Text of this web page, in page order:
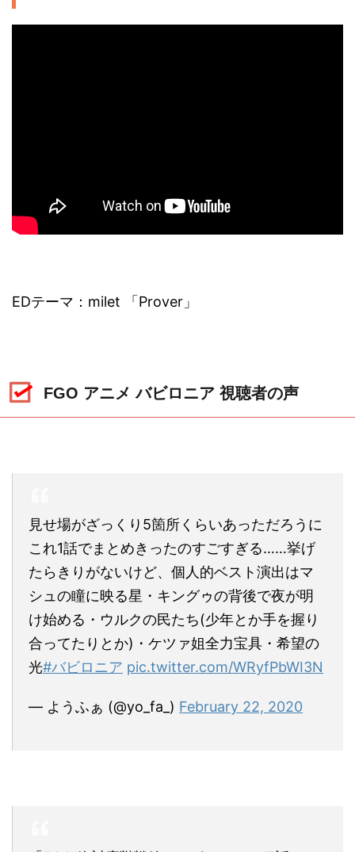
EDテーマ：milet 「Prover」
FGO アニメ バビロニア 視聴者の声
見せ場がざっくり5箇所くらいあっただろうに
これ1話でまとめきったのすごすぎる……挙げ
たらきりがないけど、個人的ベスト演出はマ
シュの瞳に映る星・キングゥの背後で夜が明
け始める・ウルクの民たち(少年とか手を握り
合ってたりとか)・ケツァ姐全力宝具・希望の
光#バビロニア pic.twitter.com/WRyfPbWI3N
— ようふぁ (@yo_fa_) February 22, 2020